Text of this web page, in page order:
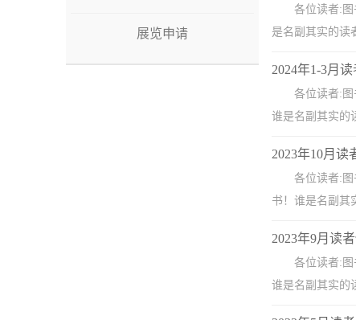
展览申请
各位读者:
是名副其实的读
2024年1-3月
各位读者:图
谁是名副其实的
2023年10月
各位读者:
书！谁是名副其
2023年9月读
各位读者:图
谁是名副其实的